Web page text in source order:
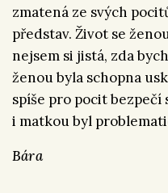
zmatená ze svých
představ. Život se
nejsem si jistá, zda
ženou byla schopna
spíše pro pocit bezpečí
i matkou byl
Bára